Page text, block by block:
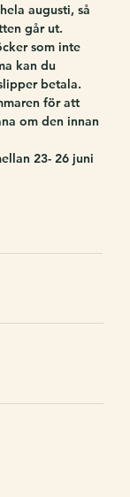
augusti, så
går ut.
som inte
kan du
betala.
för att
om den innan
23- 26 juni